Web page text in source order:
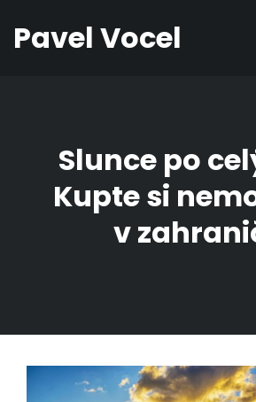
Pavel Vocel
Slunce po
Kupte si
v